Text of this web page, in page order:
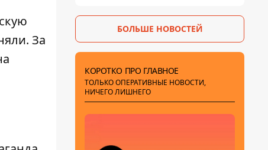
За
БОЛЬШЕ НОВОСТЕЙ
КОРОТКО ПРО ГЛАВНОЕ
ТОЛЬКО ОПЕРАТИВНЫЕ НОВОСТИ,
НИЧЕГО ЛИШНЕГО